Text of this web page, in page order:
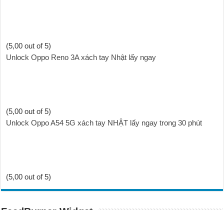
(5,00 out of 5)
Unlock Oppo Reno 3A xách tay Nhật lấy ngay
(5,00 out of 5)
Unlock Oppo A54 5G xách tay NHẬT lấy ngay trong 30 phút
(5,00 out of 5)